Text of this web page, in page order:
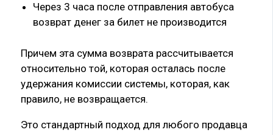
Через 3 часа после отправления автобуса
возврат денег за билет не производится
Причем эта сумма возврата рассчитывается
относительно той, которая осталась после
удержания комиссии системы, которая, как
правило, не возвращается.
Это стандартный подход для любого продавца